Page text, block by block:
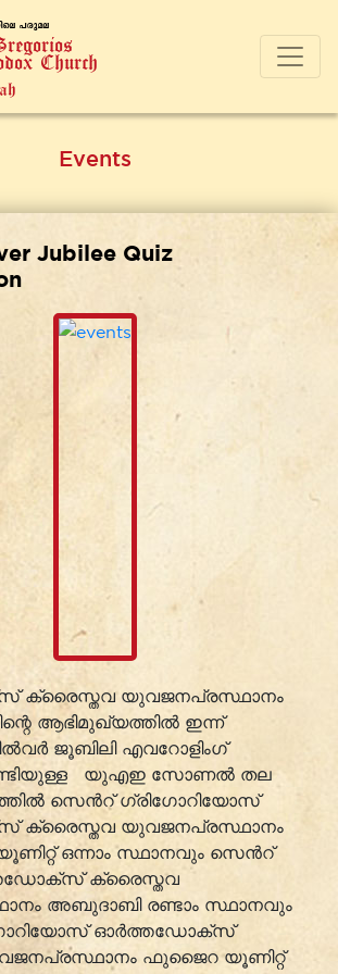
]-cp-a-e
Church
Events
Jubilee Quiz
ക്രൈസ്തവ യുവജനപ്രസ്ഥാനം
ആഭിമുഖ്യത്തിൽ ഇന്ന്
ജൂബിലി എവറോളിംഗ്
യുഎഇ സോണൽ തല
സെൻറ് ഗ്രിഗോറിയോസ്
ക്രൈസ്തവ യുവജനപ്രസ്ഥാനം
ഒന്നാം സ്ഥാനവും സെൻറ്
ക്രൈസ്തവ
അബുദാബി രണ്ടാം സ്ഥാനവും
ഓർത്തഡോക്സ്
ഫുജൈറ യൂണിറ്റ്